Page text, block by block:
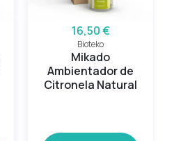
16,50 €
Bioteko
Mikado
Ambientador de
Citronela Natural